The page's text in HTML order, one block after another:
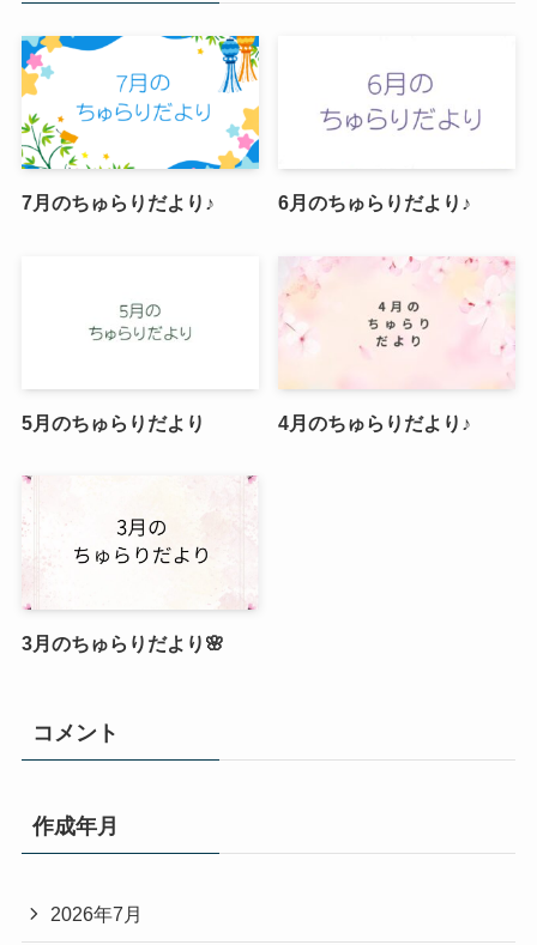
7月のちゅらりだより♪ 6月のちゅらりだより♪
5月のちゅらりだより 4月のちゅらりだより♪
3月のちゅらりだより🌸
コメント
作成年月
2026年7月